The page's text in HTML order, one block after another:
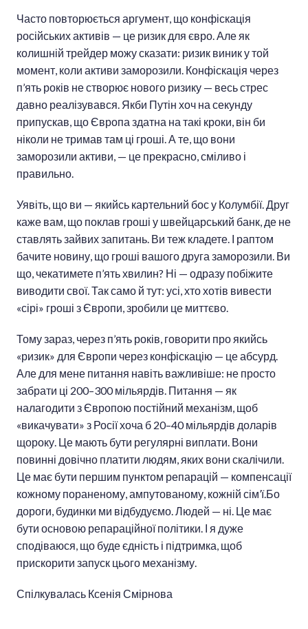
Часто повторюється аргумент, що конфіскація
російських активів — це ризик для євро. Але як
колишній трейдер можу сказати: ризик виник у той
момент, коли активи заморозили. Конфіскація через
п’ять років не створює нового ризику — весь стрес
давно реалізувався. Якби Путін хоч на секунду
припускав, що Європа здатна на такі кроки, він би
ніколи не тримав там ці гроші. А те, що вони
заморозили активи, — це прекрасно, сміливо і
правильно.
Уявіть, що ви — якийсь картельний бос у Колумбії. Друг
каже вам, що поклав гроші у швейцарський банк, де не
ставлять зайвих запитань. Ви теж кладете. І раптом
бачите новину, що гроші вашого друга заморозили. Ви
що, чекатимете п’ять хвилин? Ні — одразу побіжите
виводити свої. Так само й тут: усі, хто хотів вивести
«сірі» гроші з Європи, зробили це миттєво.
Тому зараз, через п’ять років, говорити про якийсь
«ризик» для Європи через конфіскацію — це абсурд.
Але для мене питання навіть важливіше: не просто
забрати ці 200–300 мільярдів. Питання — як
налагодити з Європою постійний механізм, щоб
«викачувати» з Росії хоча б 20–40 мільярдів доларів
щороку. Це мають бути регулярні виплати. Вони
повинні довічно платити людям, яких вони скалічили.
Це має бути першим пунктом репарацій — компенсації
кожному пораненому, ампутованому, кожній сім’ї.Бо
дороги, будинки ми відбудуємо. Людей — ні. Це має
бути основою репараційної політики. І я дуже
сподіваюся, що буде єдність і підтримка, щоб
прискорити запуск цього механізму.
Спілкувалась Ксенія Смірнова